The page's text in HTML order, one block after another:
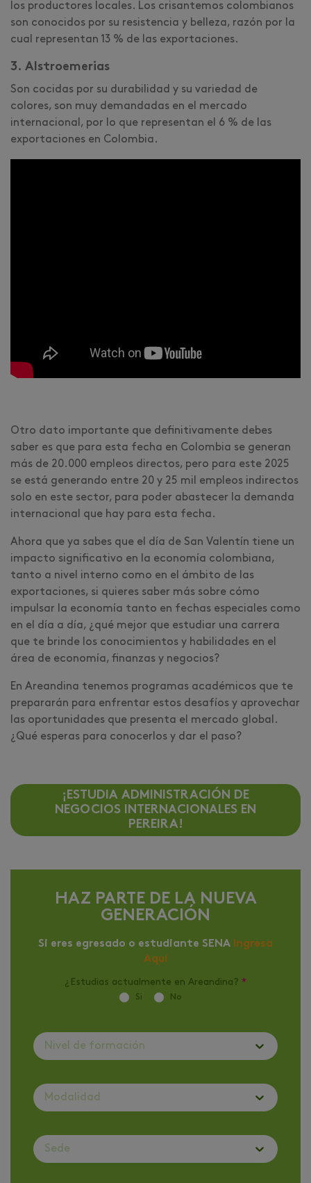
los productores locales. Los crisantemos colombianos
son conocidos por su resistencia y belleza, razón por la
cual representan 13 % de las exportaciones.
3. Alstroemerias
Son cocidas por su durabilidad y su variedad de
colores, son muy demandadas en el mercado
internacional, por lo que representan el 6 % de las
exportaciones en Colombia.
Otro dato importante que definitivamente debes
saber es que para esta fecha en Colombia se generan
más de 20.000 empleos directos, pero para este 2025
se está generando entre 20 y 25 mil empleos indirectos
solo en este sector, para poder abastecer la demanda
internacional que hay para esta fecha.
Ahora que ya sabes que el día de San Valentín tiene un
impacto significativo en la economía colombiana,
tanto a nivel interno como en el ámbito de las
exportaciones, si quieres saber más sobre cómo
impulsar la economía tanto en fechas especiales como
en el día a día, ¿qué mejor que estudiar una carrera
que te brinde los conocimientos y habilidades en el
área de economía, finanzas y negocios?
En Areandina tenemos programas académicos que te
prepararán para enfrentar estos desafíos y aprovechar
las oportunidades que presenta el mercado global.
¿Qué esperas para conocerlos y dar el paso?
¡ESTUDIA ADMINISTRACIÓN DE
NEGOCIOS INTERNACIONALES EN
PEREIRA!
HAZ PARTE DE LA NUEVA
GENERACIÓN
Si eres egresado o estudiante SENA Ingresa
Aquí
¿Estudias actualmente en Areandina? *
Si No
Nivel de formación
Modalidad
Sede